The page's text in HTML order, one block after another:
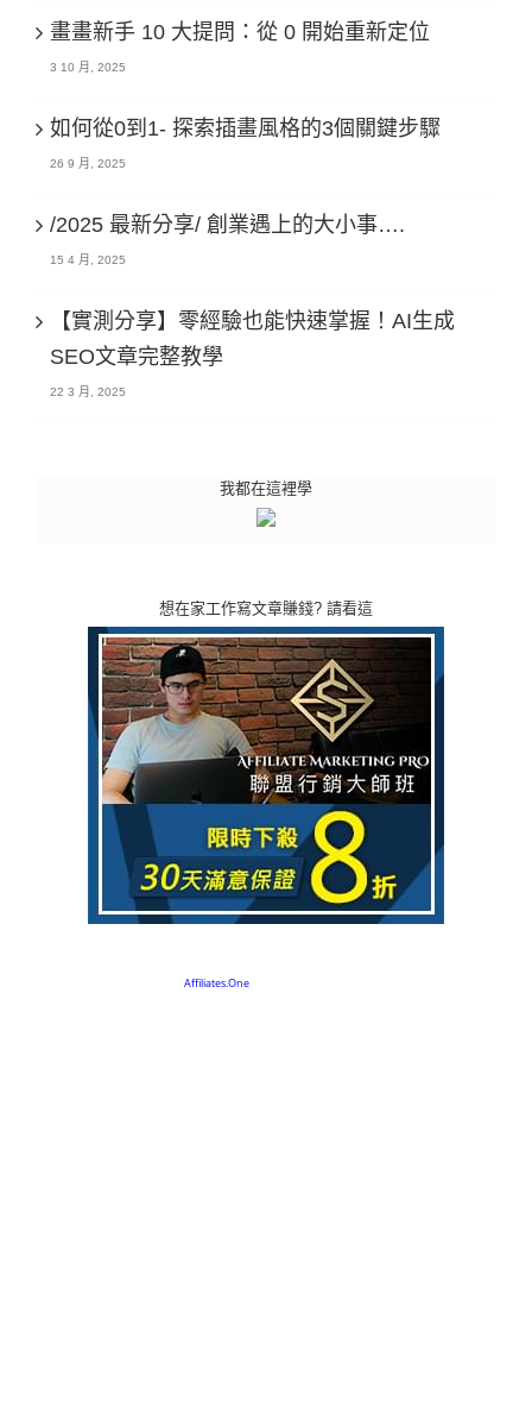
畫畫新手 10 大提問：從 0 開始重新定位
3 10 月, 2025
如何從0到1- 探索插畫風格的3個關鍵步驟
26 9 月, 2025
/2025 最新分享/ 創業遇上的大小事….
15 4 月, 2025
【實測分享】零經驗也能快速掌握！AI生成
SEO文章完整教學
22 3 月, 2025
我都在這裡學
想在家工作寫文章賺錢? 請看這